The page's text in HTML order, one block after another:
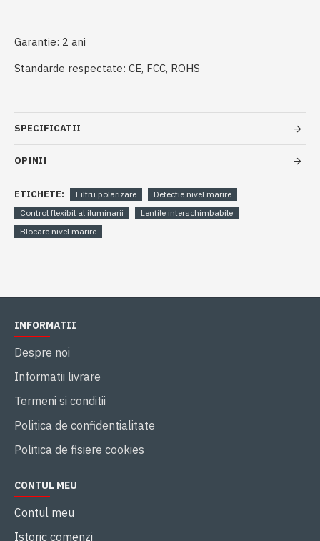
Garantie: 2 ani
Standarde respectate: CE, FCC, ROHS
SPECIFICATII
OPINII
ETICHETE: Filtru polarizare
Detectie nivel marire
Control flexibil al iluminarii
Lentile interschimbabile
Blocare nivel marire
INFORMATII
Despre noi
Informatii livrare
Termeni si conditii
Politica de confidentialitate
Politica de fisiere cookies
CONTUL MEU
Contul meu
Istoric comenzi